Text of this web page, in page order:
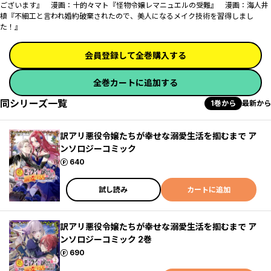
ございます』 漫画：十的々マト『怪物令嬢レマニュエルの受難』 漫画：海人井
槙『不細工と言われ婚約破棄されたので、美人になるメイク技術を習得しまし
た！』
会員登録して全巻購入する
全巻カートに追加する
同シリーズ一覧 1巻から 最新から
訳アリ悪役令嬢たちが幸せな溺愛生活を掴むまで ア
ンソロジーコミック
640
ポイント
試し読み カートに追加
訳アリ悪役令嬢たちが幸せな溺愛生活を掴むまで ア
ンソロジーコミック 2巻
690
ポイント